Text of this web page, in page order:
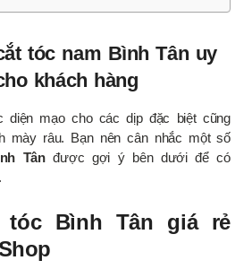
tóc nam Bình Tân uy
khách hàng
diện mạo cho các dịp đặc biệt cũng
mày râu. Bạn nên cân nhắc một số
Tânđược gợi ý bên dưới để có
tóc Bình Tân giá rẻ